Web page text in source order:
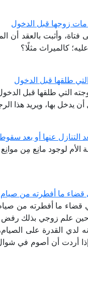
مات زوجها قبل الدخول
وأثبت بالعقد أن
كالميراث مثلًا؟
طلقها قبل الدخول
التي طلقها قبل
يدخل بها، ويريد هذا
عنها أو بعد
لوجود مانِع مِن موانِع
قضاء ما أفطرته من
قضاء ما أفطرته من
علم زوجي بذلك رفض
لدي القدرة على
وإذا أردت أن أصوم في